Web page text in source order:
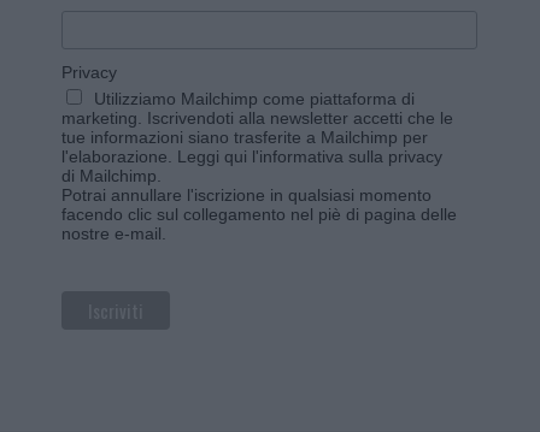
Privacy
Utilizziamo Mailchimp come piattaforma di
marketing. Iscrivendoti alla newsletter accetti che le
tue informazioni siano trasferite a Mailchimp per
l'elaborazione. Leggi qui l'informativa sulla privacy
di Mailchimp
Potrai annullare l'iscrizione in qualsiasi momento
facendo clic sul collegamento nel piè di pagina delle
nostre e-mail.